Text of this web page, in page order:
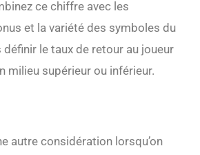
ce chiffre avec les
et la variété des symboles du
définir le taux de retour au joueur
milieu supérieur ou inférieur.
autre considération lorsqu’on